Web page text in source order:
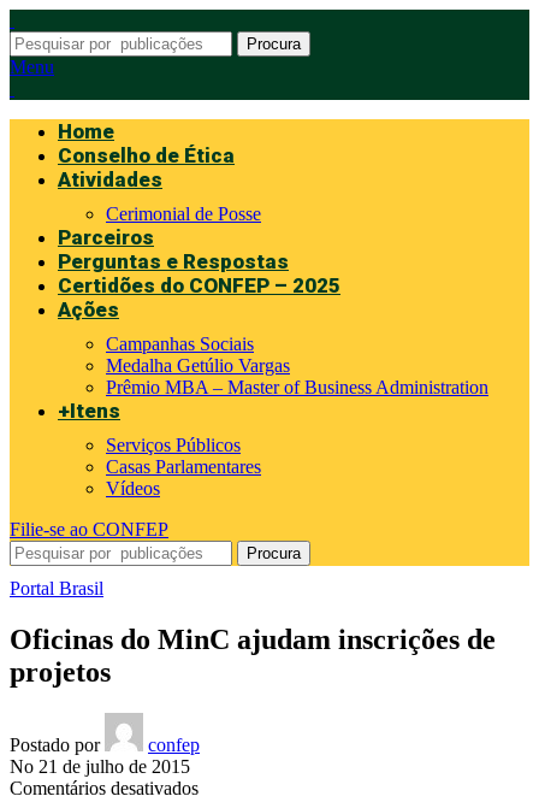
Procura
Menu
Home
Conselho de Ética
Atividades
Cerimonial de Posse
Parceiros
Perguntas e Respostas
Certidões do CONFEP – 2025
Ações
Campanhas Sociais
Medalha Getúlio Vargas
Prêmio MBA – Master of Business Administration
+Itens
Serviços Públicos
Casas Parlamentares
Vídeos
Filie-se ao CONFEP
Procura
Portal Brasil
Oficinas do MinC ajudam inscrições de
projetos
Postado por
confep
No 21 de julho de 2015
Comentários desativadosem